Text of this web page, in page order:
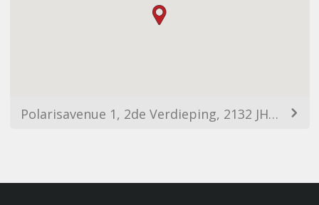
Polarisavenue 1, 2de Verdieping, 2132 JH Hoofddorp, Netherlands